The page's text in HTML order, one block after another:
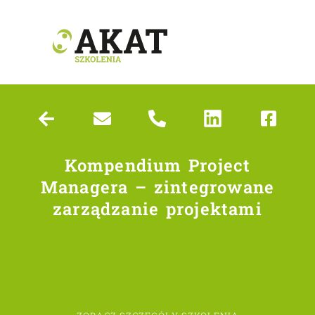
Kompendium Project
Managera – zintegrowane
zarządzanie projektami